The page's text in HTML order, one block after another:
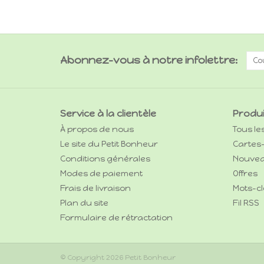
Abonnez-vous à notre infolettre:
Service à la clientèle
À propos de nous
Le site du Petit Bonheur
Conditions générales
Modes de paiement
Frais de livraison
Plan du site
Formulaire de rétractation
Tous
Offres
Mots-
Fil RSS
© Copyright 2026 Petit Bonheur